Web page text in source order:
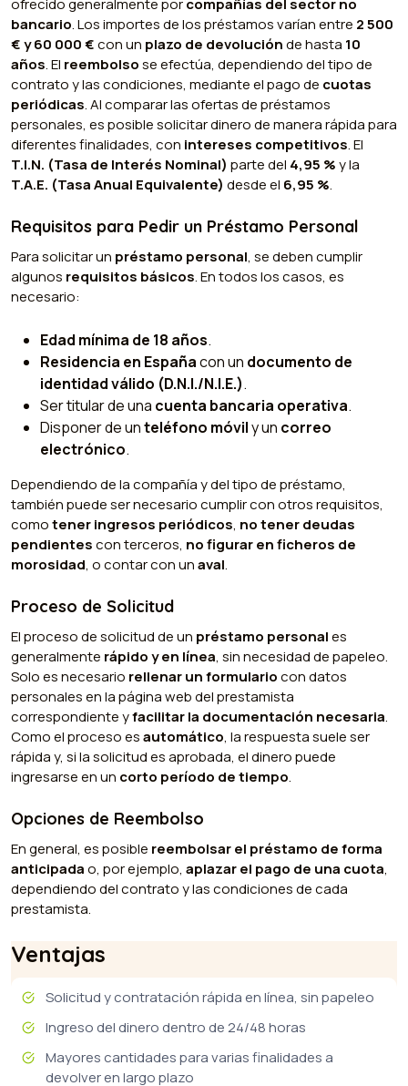
ofrecido generalmente porcompañías del sector no
bancario. Los importes de los préstamos varían entre 2 500
€ y 60 000 €con un plazo de devoluciónde hasta 10
años. El reembolsose efectúa, dependiendo del tipo de
contrato y las condiciones, mediante el pago de cuotas
periódicas. Al comparar las ofertas de préstamos
personales, es posible solicitar dinero de manera rápida para
diferentes finalidades, con intereses competitivos. El
T.I.N. (Tasa de Interés Nominal) parte del 4,95 %y la
T.A.E. (Tasa Anual Equivalente) desde el 6,95 %.
Requisitos para Pedir un Préstamo Personal
Para solicitar un préstamo personal, se deben cumplir
algunos requisitos básicos. En todos los casos, es
necesario:
Edad mínima de 18 años.
Residencia en Españacon un documento de
identidad válido (D.N.I./N.I.E.).
Ser titular de una cuenta bancaria operativa.
Disponer de unteléfono móvily un correo
electrónico.
Dependiendo de la compañía y del tipo de préstamo,
también puede ser necesario cumplir con otros requisitos,
comotener ingresos periódicos, no tener deudas
pendientescon terceros, no figurar en ficheros de
morosidad, o contar con unaval.
Proceso de Solicitud
El proceso de solicitud de un préstamo personales
generalmente rápido y en línea, sin necesidad de papeleo.
Solo es necesario rellenar un formulariocon datos
personales en la página web del prestamista
correspondiente yfacilitar la documentación necesaria.
Como el proceso esautomático, la respuesta suele ser
rápida y, si la solicitud es aprobada, el dinero puede
ingresarse en un corto período de tiempo.
Opciones de Reembolso
En general, es posible reembolsar el préstamo de forma
anticipadao, por ejemplo, aplazar el pago de una cuota,
dependiendo del contrato y las condiciones de cada
prestamista.
Ventajas
Solicitud y contratación rápida en línea, sin papeleo
Ingreso del dinero dentro de 24/48 horas
Mayores cantidades para varias finalidades a
devolver en largo plazo